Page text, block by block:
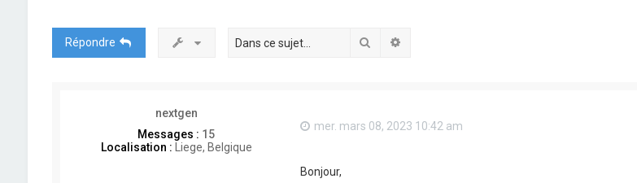
Répondre Rechercher
nextgen
Messages : 15
Localisation : Liege, Belgique
mer. mars 08, 2023 10:42 am
Bonjour,